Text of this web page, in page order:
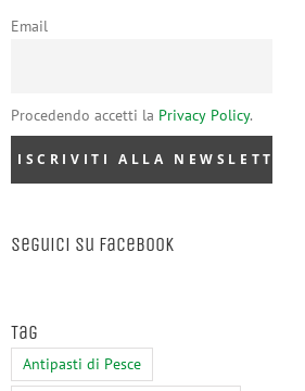
Email
Procedendo accetti la Privacy Policy.
Seguici su Facebook
Tag
Antipasti di Pesce